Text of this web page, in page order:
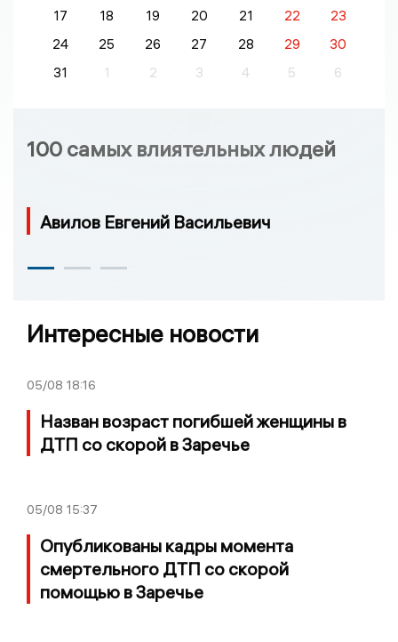
17
18 19 20 21 22
23
24
25 26 27 28 29
30
31
1 2 3 4 5 6
100 самых влиятельных людей
Авилов Евгений Васильевич
Интересные новости
05/08 18:16
Назван возраст погибшей женщины в
ДТП со скорой в Заречье
05/08 15:37
Опубликованы кадры момента
смертельного ДТП со скорой
помощью в Заречье